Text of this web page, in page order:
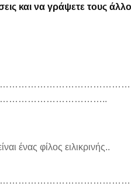
και να γράψετε τους
ένας φίλος ειλικρινής..